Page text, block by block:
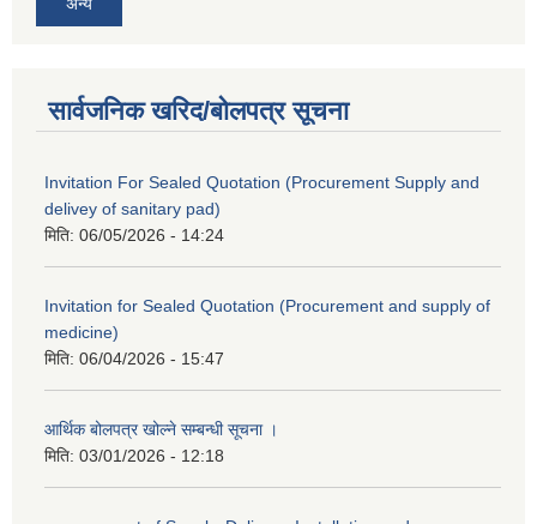
अन्य
सार्वजनिक खरिद/बोलपत्र सूचना
Invitation For Sealed Quotation (Procurement Supply and
delivey of sanitary pad)
मिति: 06/05/2026 - 14:24
Invitation for Sealed Quotation (Procurement and supply of
medicine)
मिति: 06/04/2026 - 15:47
आर्थिक बोलपत्र खोल्ने सम्बन्धी सूचना ।
मिति: 03/01/2026 - 12:18